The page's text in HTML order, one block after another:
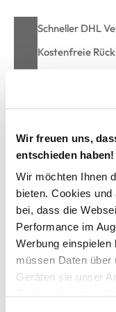
Wir freuen uns,
entschieden haben!
Wir möchten Ihnen
bieten. Cookies und
bei, dass die
Performance im
Werbung einspielen
müssen Daten über
Geräten sie unser
Schneller DHL
Kostenfreie
Damen Kleid mit
Wunderschönes
Mit kurzem
Leicht
Seitlich